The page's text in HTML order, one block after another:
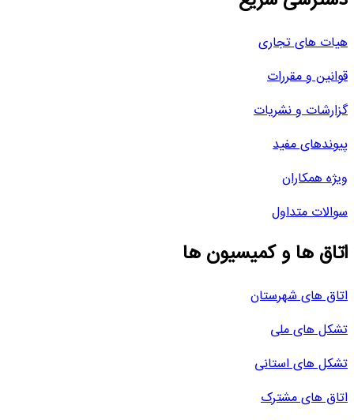
هیات های تجاری
قوانین و مقررات
گزارشات و نشریات
پیوندهای مفید
ویژه همکاران
سوالات متداول
اتاق ها و کمیسیون ها
اتاق های شهرستان
تشکل های ملی
تشکل های استانی
اتاق های مشترک